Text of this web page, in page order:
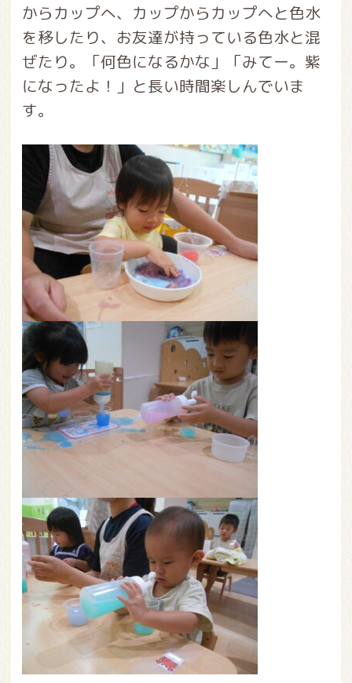
からカップへ、カップからカップへと色水
を移したり、お友達が持っている色水と混
ぜたり。「何色になるかな」「みてー。紫
になったよ！」と長い時間楽しんでいま
す。